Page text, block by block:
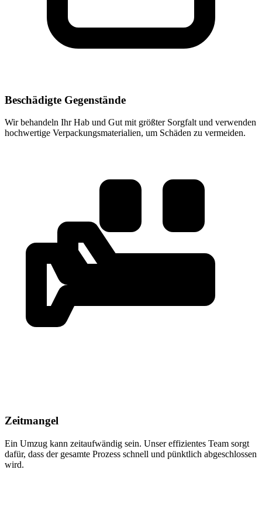
Beschädigte Gegenstände
Wir behandeln Ihr Hab und Gut mit größter Sorgfalt und verwenden
hochwertige Verpackungsmaterialien, um Schäden zu vermeiden.
Zeitmangel
Ein Umzug kann zeitaufwändig sein. Unser effizientes Team sorgt
dafür, dass der gesamte Prozess schnell und pünktlich abgeschlossen
wird.